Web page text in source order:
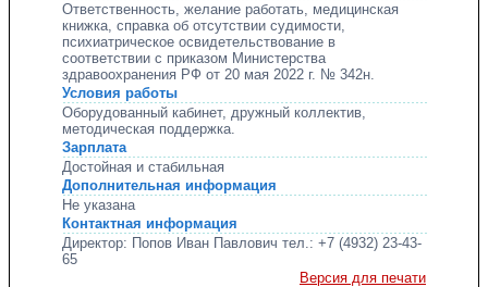
Ответственность, желание работать, медицинская
книжка, справка об отсутствии судимости,
психиатрическое освидетельствование в
соответствии с приказом Министерства
здравоохранения РФ от 20 мая 2022 г. № 342н.
Условия работы
Оборудованный кабинет, дружный коллектив,
методическая поддержка.
Зарплата
Достойная и стабильная
Дополнительная информация
Не указана
Контактная информация
Директор: Попов Иван Павлович тел.: +7 (4932) 23-43-
65
Версия для печати